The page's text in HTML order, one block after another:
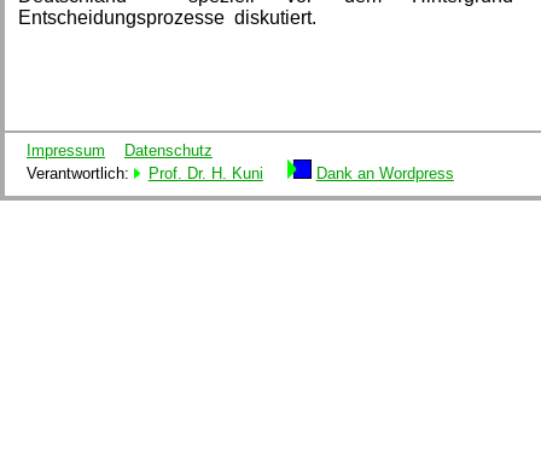
Entscheidungsprozesse diskutiert.
Impressum
Datenschutz
Verantwortlich:
Prof. Dr. H. Kuni Dank an Wordpress